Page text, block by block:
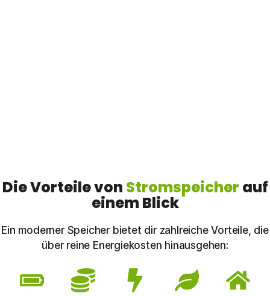
Die Vorteile von Stromspeicher auf
einem Blick
Ein moderner Speicher bietet dir zahlreiche Vorteile, die
über reine Energiekosten hinausgehen: